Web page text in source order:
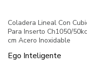
Coladera Lineal Con
Para Inserto Ch1050/
cm Acero Inoxidable
Ego Inteligente